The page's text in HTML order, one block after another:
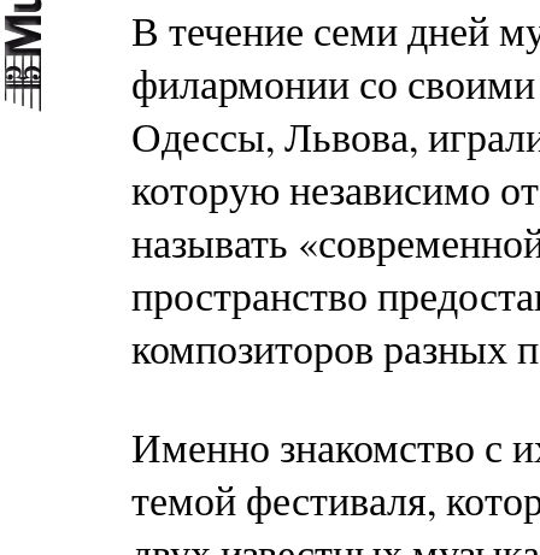
В течение семи дней
филармонии со
Одессы, Львова,
которую независимо
называть
пространство
композиторов разных
Именно знакомство с
темой фестиваля,